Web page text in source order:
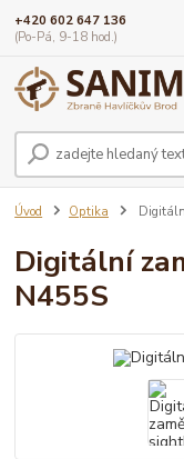
+420 602 647 136
(Po-Pá, 9-18 hod.)
Úvod Optika
Digitální
N455S